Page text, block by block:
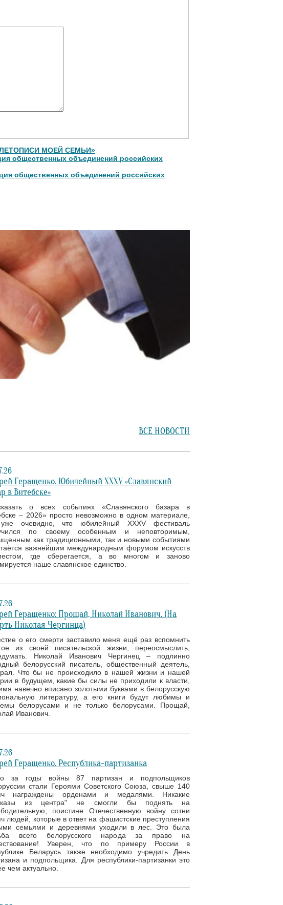
ЛЕТОПИСИ МОЕЙ СЕМЬИ»
общественных объединений российских
общественных объединений российских
ВСЕ НОВОСТИ
Геращенко. Юбилейный XXXV «Славянский
в Витебске»
о всех событиях «Славянского базара в
– 2026» просто невозможно в одном материале,
очевидно, что юбилейный XXXV фестиваль
по своему особенным и неповторимым,
как традиционными, так и новыми событиями
важнейшим международным форумом искусств
где сберегается, а во многом и заново
наше славянское единство.
Геращенко: Прощай, Николай Иванович. (На
Николая Чергинца)
о его смерти заставило меня ещё раз вспомнить
из своей писательской жизни, переосмыслить,
Николай Иванович Чергинец – подлинно
белорусский писатель, общественный деятель,
Что бы не происходило в нашей жизни и нашей
в будущем, какие бы силы не приходили к власти,
навечно вписано золотыми буквами в белорусскую
литературу, а его книги будут любимы и
белорусами и не только белорусами. Прощай,
Иванович.
Геращенко. Республика-партизанка
за годы войны 87 партизан и подпольщиков
стали Героями Советского Союза, свыше 140
награждены орденами и медалями. Никакие
из центра" не смогли бы поднять на
поистине Отечественную войну сотни
людей, которые в ответ на фашистские преступления
семьями и деревнями уходили в лес. Это была
всего белорусского народа за право на
Уверен, что по примеру России в
Беларусь также необходимо учредить День
и подпольщика. Для республики-партизанки это
чем актуально.